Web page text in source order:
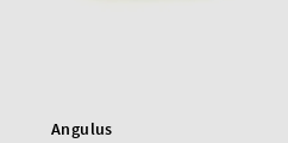
Angulus